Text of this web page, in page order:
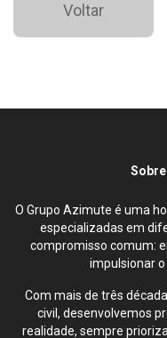
Voltar
O Grupo Azimute é uma
especializadas em
compromisso comum:
impulsionar
Com mais de três
civil, desenvolvemos
realidade, sempre